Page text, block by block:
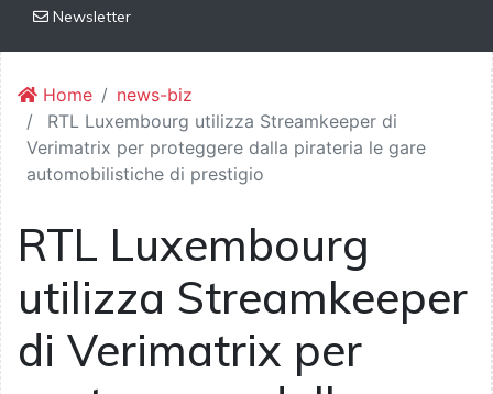
Newsletter
Home
news-biz
RTL Luxembourg utilizza Streamkeeper di
Verimatrix per proteggere dalla pirateria le gare
automobilistiche di prestigio
RTL Luxembourg
utilizza Streamkeeper
di Verimatrix per